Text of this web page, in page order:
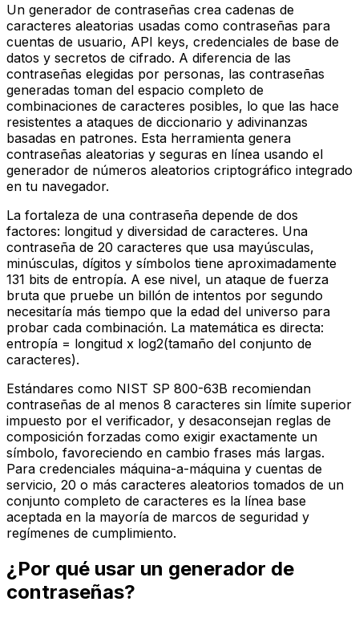
Un generador de contraseñas crea cadenas de
caracteres aleatorias usadas como contraseñas para
cuentas de usuario, API keys, credenciales de base de
datos y secretos de cifrado. A diferencia de las
contraseñas elegidas por personas, las contraseñas
generadas toman del espacio completo de
combinaciones de caracteres posibles, lo que las hace
resistentes a ataques de diccionario y adivinanzas
basadas en patrones. Esta herramienta genera
contraseñas aleatorias y seguras en línea usando el
generador de números aleatorios criptográfico integrado
en tu navegador.
La fortaleza de una contraseña depende de dos
factores: longitud y diversidad de caracteres. Una
contraseña de 20 caracteres que usa mayúsculas,
minúsculas, dígitos y símbolos tiene aproximadamente
131 bits de entropía. A ese nivel, un ataque de fuerza
bruta que pruebe un billón de intentos por segundo
necesitaría más tiempo que la edad del universo para
probar cada combinación. La matemática es directa:
entropía = longitud x log2(tamaño del conjunto de
caracteres).
Estándares como NIST SP 800-63B recomiendan
contraseñas de al menos 8 caracteres sin límite superior
impuesto por el verificador, y desaconsejan reglas de
composición forzadas como exigir exactamente un
símbolo, favoreciendo en cambio frases más largas.
Para credenciales máquina-a-máquina y cuentas de
servicio, 20 o más caracteres aleatorios tomados de un
conjunto completo de caracteres es la línea base
aceptada en la mayoría de marcos de seguridad y
regímenes de cumplimiento.
¿Por qué usar un generador de
contraseñas?